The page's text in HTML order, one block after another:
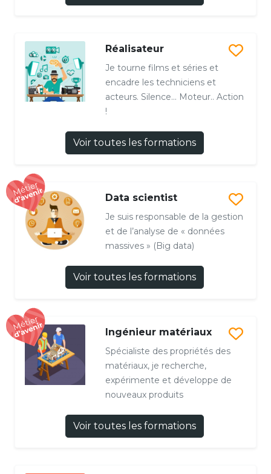
Réalisateur
Je tourne films et séries et
encadre les techniciens et
acteurs. Silence... Moteur.. Action
!
Voir toutes les formations
Data scientist
Je suis responsable de la gestion
et de l’analyse de « données
massives » (Big data)
Voir toutes les formations
Ingénieur matériaux
Spécialiste des propriétés des
matériaux, je recherche,
expérimente et développe de
nouveaux produits
Voir toutes les formations